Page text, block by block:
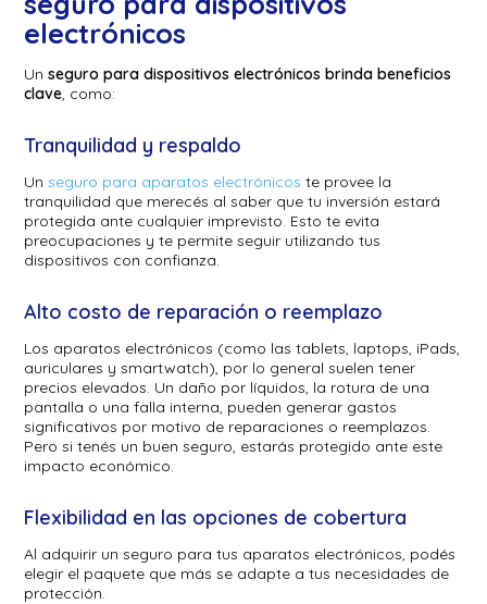
electrónicos
Unseguro para dispositivos electrónicos brinda beneficios
clave, como:
Tranquilidad y respaldo
Unseguro para aparatos electrónicos te provee la
tranquilidad que merecés al saber que tu inversión estará
protegida ante cualquier imprevisto. Esto te evita
preocupaciones y te permite seguir utilizando tus
dispositivos con confianza.
Alto costo de reparación o reemplazo
Los aparatos electrónicos (como las tablets, laptops, iPads,
auriculares y smartwatch), por lo general suelen tener
precios elevados. Un daño por líquidos, la rotura de una
pantalla o una falla interna, pueden generar gastos
significativos por motivo de reparaciones o reemplazos.
Pero si tenés un buen seguro, estarás protegido ante este
impacto económico.
Flexibilidad en las opciones de cobertura
Al adquirir un seguro para tus aparatos electrónicos, podés
elegir el paquete que más se adapte a tus necesidades de
protección.